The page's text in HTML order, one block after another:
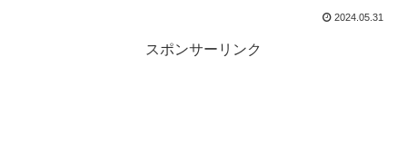
2024.05.31
スポンサーリンク